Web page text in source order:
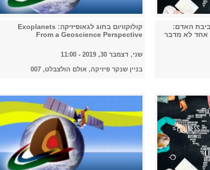
האדם:
אחד לא מדבר
קולוקוויום בחוג לגאופיזיקה: Exoplanets
From a Geoscience Perspective
שני, דצמבר 30, 2019 - 11:00
בניין שנקר פיזיקה, אולם הולצבלט, 007